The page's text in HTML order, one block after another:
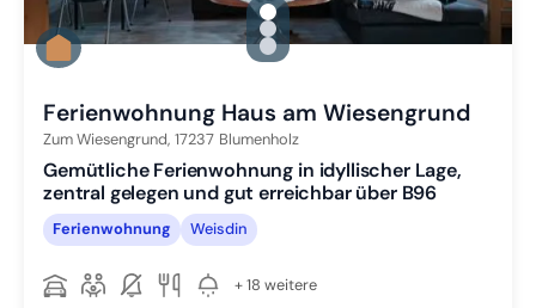
gallery.slide_selector
Zu Slide 1 wechseln
Zu Slide 2 wechseln
Zu Slide 3 wechseln
Ferienwohnung Haus am Wiesengrund
Zum Wiesengrund, 17237 Blumenholz
Gemütliche Ferienwohnung in idyllischer Lage,
zentral gelegen und gut erreichbar über B96
Ferienwohnung Weisdin
+ 18 weitere